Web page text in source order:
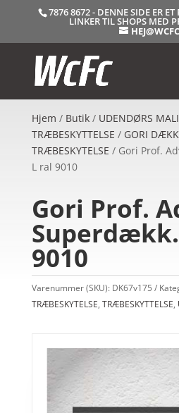
7876 8672 - DENNE SIDE ER
LINKER TIL SHOPS MED
Hjem / Butik/ UDENDØRS
TRÆBESKYTTELSE / GORI
TRÆBESKYTELSE / Gori Prof.
L ral 9010
Gori Prof.
9010
Varenummer (SKU): DK67v175
TRÆBESKYTELSE, TRÆBESKYTTELSE,